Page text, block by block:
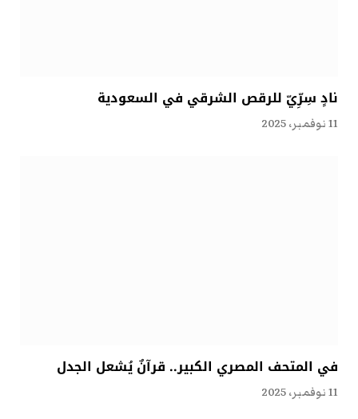
نادٍ سِرِّيّ للرقص الشرقي في السعودية
11 نوفمبر، 2025
في المتحف المصري الكبير.. قرآنٌ يُشعل الجدل
11 نوفمبر، 2025